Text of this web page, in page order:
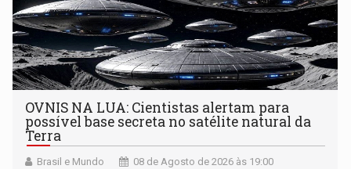
OVNIS NA LUA: Cientistas alertam para
possível base secreta no satélite natural da
Terra
Brasil e Mundo 08 de Agosto de 2026 às 19:00